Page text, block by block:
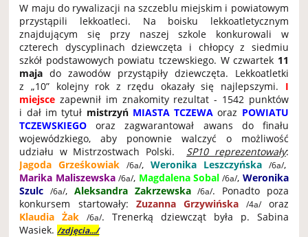
W maju do rywalizacji na szczeblu miejskim i powiatowym
przystąpili lekkoatleci. Na boisku lekkoatletycznym
znajdującym się przy naszej szkole konkurowali w
czterech dyscyplinach dziewczęta i chłopcy z siedmiu
szkół podstawowych powiatu tczewskiego. W czwartek 11
maja do zawodów przystąpiły dziewczęta. Lekkoatletki
z „10” kolejny rok z rzędu okazały się najlepszymi. I
miejsce zapewnił im znakomity rezultat - 1542 punktów
i dał im tytuł mistrzyń MIASTA TCZEWA oraz POWIATU
TCZEWSKIEGO oraz zagwarantował awans do finału
wojewódzkiego, aby ponownie walczyć o możliwość
udziału w Mistrzostwach Polski. SP10 reprezentowały:
Jagoda Grześkowiak /6a/, Weronika Leszczyńska /6a/,
Marika Maliszewska /6a/, Magdalena Sobal/6a/, Weronika
Szulc/6a/, Aleksandra Zakrzewska/6a/. Ponadto poza
konkursem startowały: Zuzanna Grzywińska /4a/ oraz
Klaudia Żak/6a/. Trenerką dziewcząt była p. Sabina
Wasiek. /zdjęcia.../